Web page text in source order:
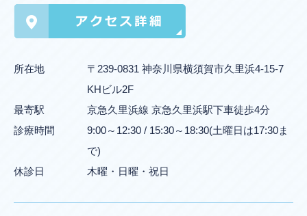
所在地
〒239-0831 神奈川県横須賀市久里浜4-15-7
KHビル2F
最寄駅
京急久里浜線 京急久里浜駅下車徒歩4分
診療時間
9:00～12:30 / 15:30～18:30(土曜日は17:30ま
で)
休診日
木曜・日曜・祝日